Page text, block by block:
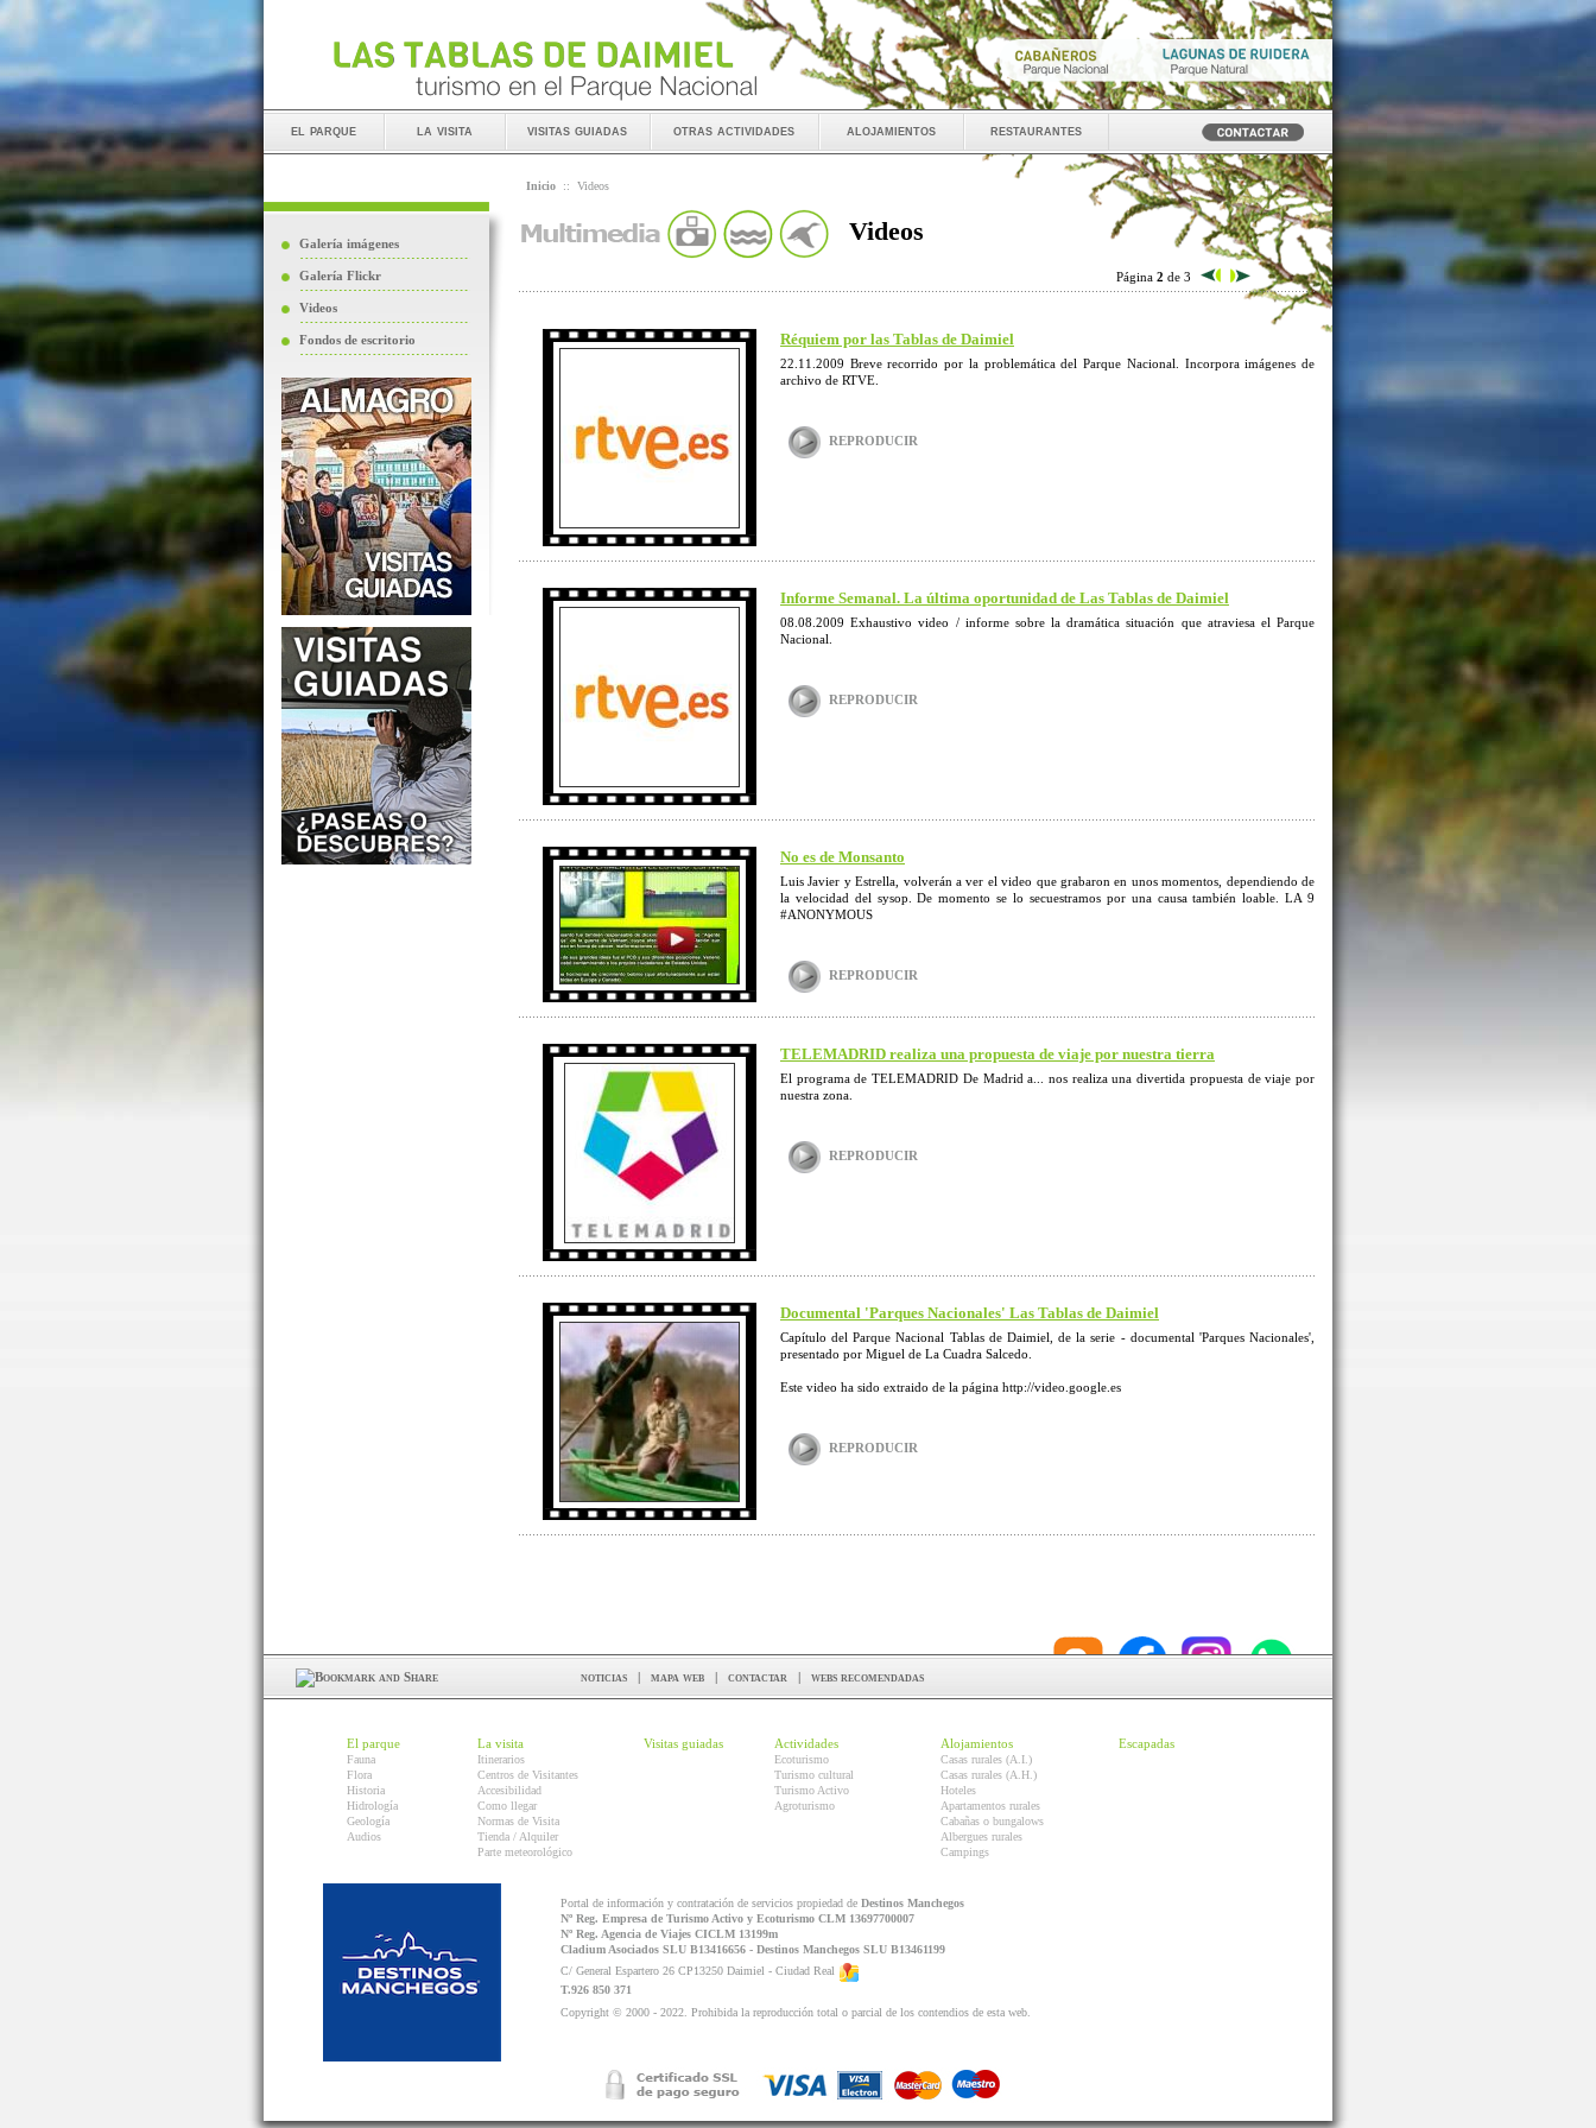
el parque la visita visitas guiadas otras actividades alojamientos restaurantes
Galería imágenes
Galería Flickr
Videos
Fondos de escritorio
Inicio :: Videos
Videos
Página 2 de 3
Réquiem por las Tablas de Daimiel
22.11.2009 Breve recorrido por la problemática del Parque Nacional. Incorpora imágenes de
archivo de RTVE.
REPRODUCIR
Informe Semanal. La última oportunidad de Las Tablas de Daimiel
08.08.2009 Exhaustivo video / informe sobre la dramática situación que atraviesa el Parque
Nacional.
REPRODUCIR
No es de Monsanto
Luis Javier y Estrella, volverán a ver el video que grabaron en unos momentos, dependiendo de
la velocidad del sysop. De momento se lo secuestramos por una causa también loable. LA 9
#ANONYMOUS
REPRODUCIR
TELEMADRID realiza una propuesta de viaje por nuestra tierra
El programa de TELEMADRID De Madrid a... nos realiza una divertida propuesta de viaje por
nuestra zona.
REPRODUCIR
Documental 'Parques Nacionales' Las Tablas de Daimiel
Capítulo del Parque Nacional Tablas de Daimiel, de la serie - documental 'Parques Nacionales',
presentado por Miguel de La Cuadra Salcedo.
Este video ha sido extraido de la página http://video.google.es
REPRODUCIR
noticias | mapa web | contactar | webs recomendadas
El parque
Fauna
Flora
Historia
Hidrología
Geología
Audios
La visita
Itinerarios
Centros de Visitantes
Accesibilidad
Como llegar
Normas de Visita
Tienda / Alquiler
Parte meteorológico
Visitas guiadas Actividades
Ecoturismo
Turismo cultural
Turismo Activo
Agroturismo
Alojamientos
Casas rurales (A.I.)
Casas rurales (A.H.)
Hoteles
Apartamentos rurales
Cabañas o bungalows
Albergues rurales
Campings
Escapadas
Portal de información y contratación de servicios propiedad de Destinos Manchegos
Nº Reg. Empresa de Turismo Activo y Ecoturismo CLM 13697700007
Nº Reg. Agencia de Viajes CICLM 13199m
Cladium Asociados SLU B13416656 - Destinos Manchegos SLU B13461199
C/ General Espartero 26 CP13250 Daimiel - Ciudad Real
T.926 850 371
Copyright © 2000 - 2022. Prohibida la reproducción total o parcial de los contendios de esta web.